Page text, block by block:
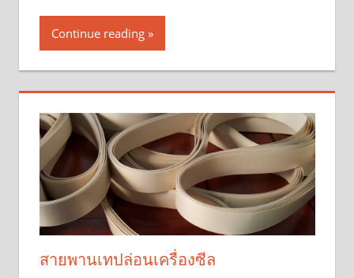
Continue reading
สายพานเทปล่อนเครื่องซีล